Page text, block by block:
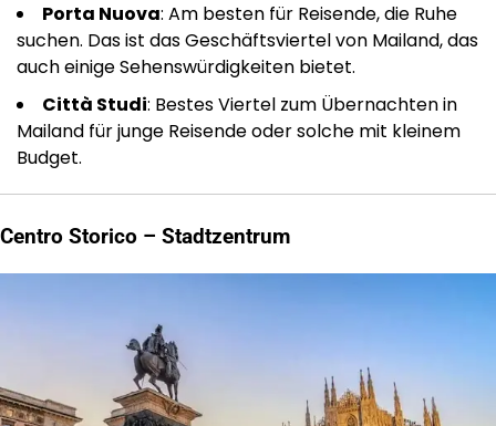
Porta Nuova: Am besten für Reisende, die Ruhe
suchen. Das ist das Geschäftsviertel von Mailand, das
auch einige Sehenswürdigkeiten bietet.
Città Studi: Bestes Viertel zum Übernachten in
Mailand für junge Reisende oder solche mit kleinem
Budget.
Centro Storico – Stadtzentrum